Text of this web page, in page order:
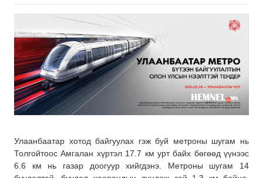
Улаанбаатар хотод байгуулах гэж буй метроны шугам нь
Толгойтоос Амгалан хүртэл 17.7 км урт байх бөгөөд үүнээс
6.6 км нь газар доогуур хийгдэнэ. Метроны шугам 14